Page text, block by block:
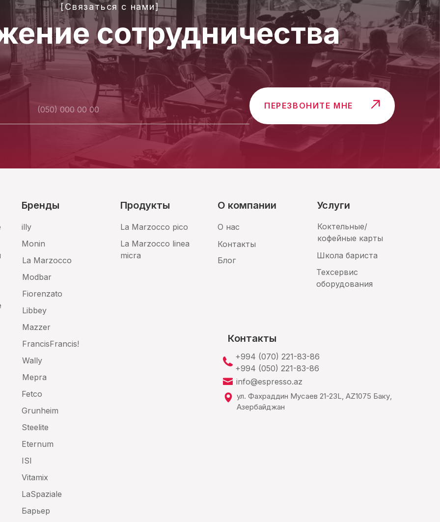
[Связаться с нами]
сотрудничества
ПЕРЕЗВОНИТЕ МНЕ
Продукты
La Marzocco pico
La Marzocco linea
micra
О компании
О нас
Контакты
Блог
Услуги
Коктельные/
кофейные карты
Школа бариста
Техсервис
оборудования
Бренды
illy
Monin
La Marzocco
Modbar
Fiorenzato
Libbey
Mazzer
FrancisFrancis!
Wally
Mepra
Fetco
Grunheim
Steelite
Eternum
ISI
Vitamix
LaSpaziale
Барьер
Контакты
info@espresso.az
+994 (070) 221-83-86
+994 (050) 221-83-86
ул. Фахраддин Мусаев 21-23L, AZ1075 Баку,
Азербайджан